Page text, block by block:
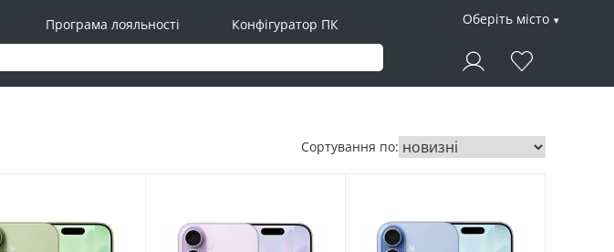
Програма лояльності Конфігуратор ПК Оберіть місто
Сортування по: